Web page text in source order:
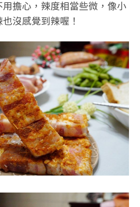
擔心，辣度相當些微，像小
沒感覺到辣喔！